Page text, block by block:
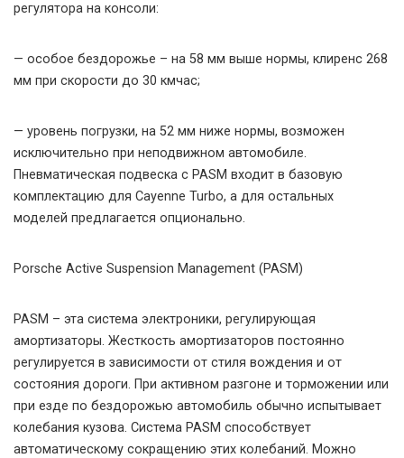
регулятора на консоли:
— особое бездорожье – на 58 мм выше нормы, клиренс 268
мм при скорости до 30 кмчас;
— уровень погрузки, на 52 мм ниже нормы, возможен
исключительно при неподвижном автомобиле.
Пневматическая подвеска с PASM входит в базовую
комплектацию для Cayenne Turbo, а для остальных
моделей предлагается опционально.
Porsche Active Suspension Management (PASM)
PASM – эта система электроники, регулирующая
амортизаторы. Жесткость амортизаторов постоянно
регулируется в зависимости от стиля вождения и от
состояния дороги. При активном разгоне и торможении или
при езде по бездорожью автомобиль обычно испытывает
колебания кузова. Система PASM способствует
автоматическому сокращению этих колебаний. Можно